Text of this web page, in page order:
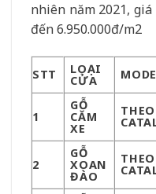
nhiên năm 2021,
đến 6.950.000đ/m2
STT LOẠI
CỬA
1
GỖ
CĂM
XE
THEO
2
GỖ
XOAN
ĐÀO
THEO